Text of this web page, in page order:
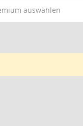
auswählen